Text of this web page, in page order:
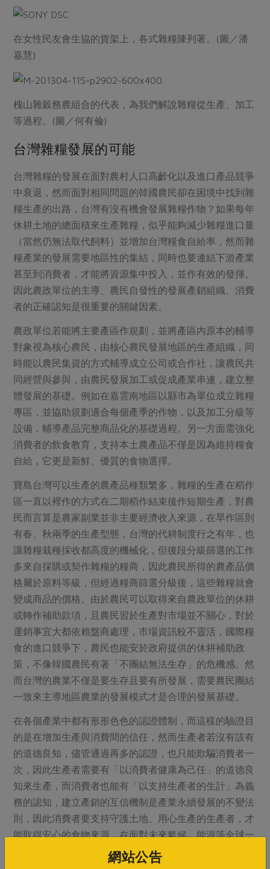
在女性民友會生協的貨架上，各式雜糧陳列著。(圖／潘
嘉慧)
槐山雜穀務農組合的代表，為我們解說雜糧從生產、加工
等過程。(圖／何有倫)
台灣雜糧發展的可能
台灣雜糧的發展在面對農村人口高齡化以及進口產品競爭
中衰退，然而面對相同問題的韓國農民卻在困境中找到雜
糧生產的出路，台灣有沒有機會發展雜糧作物？如果每年
休耕土地的總面積來生產雜糧，似乎能夠減少雜糧進口量
（當然仍無法取代飼料）並增加台灣糧食自給率，然而雜
糧產業的發展需要地區性的集結，同時也要連結下游產業
甚至到消費者，才能將資源集中投入，並作有效的發揮。
因此農政單位的主導、農民自發性的發展產銷組織、消費
者的正確認知是很重要的關鍵因素。
農政單位若能將主要產區作規劃，並將產區內原本的輔導
對象視為核心農民，由核心農民發展地區的生產組織，同
時能以農民集資的方式輔導成立公司或合作社，讓農民共
同經營與參與，由農民發展加工或促成產業串連，建立整
體發展的基礎。例如在嘉雲南地區以縣市為單位成立雜糧
專區，並協助規劃適合每個產季的作物，以及加工分級等
設備，輔導產品完整商品化的基礎過程。另一方面需強化
消費者的飲食教育，支持本土農產品不僅是因為維持糧食
自給，它更是新鮮、優質的食物選擇。
寶島台灣可以生產的農產品種類繁多，雜糧的生產在稻作
區一直以裡作的方式在二期稻作結束後作短期生產，對農
民而言算是農家副業並非主要經濟收入來源，在旱作區則
有春、秋兩季的生產型態，台灣的代耕制度行之有年，也
讓雜糧栽種採收都高度的機械化，但後段分級篩選的工作
多來自採購或契作雜糧的糧商，因此農民所得的農產品價
格屬於原料等級，但經過糧商篩選分級後，這些雜糧就會
變成商品的價格。由於農民可以取得來自農政單位的休耕
或轉作補助款項，且農民習於生產對市場並不關心，對於
運銷事宜大都依賴盤商處理，市場資訊較不靈活，國際糧
食的進口競爭下，農民也能安於政府提供的休耕補助政
策，不像韓國農民有著「不團結無法生存」的危機感。然
而台灣的農業不僅是要生存且要有所發展，需要農民團結
一致來主導地區農業的發展模式才是合理的發展基礎。
在各個產業中都有形形色色的認證體制，而這樣的驗證目
的是在增加生產與消費間的信任，然而生產者若沒有該有
的道德良知，儘管通過再多的認證，也只能欺騙消費者一
次，因此生產者需要有「以消費者健康為己任」的道德良
知來生產，而消費者也能有「以支持生產者的生計」為義
務的認知，建立產銷的互信機制是產業永續發展的不變法
則，因此消費者要支持守護土地、用心生產的生產者，才
能取得安心的食物來源，在面對未來氣候、能源等全球一
致性的問題下，台灣農業的發展與支持是身為台灣人所需
網站公告